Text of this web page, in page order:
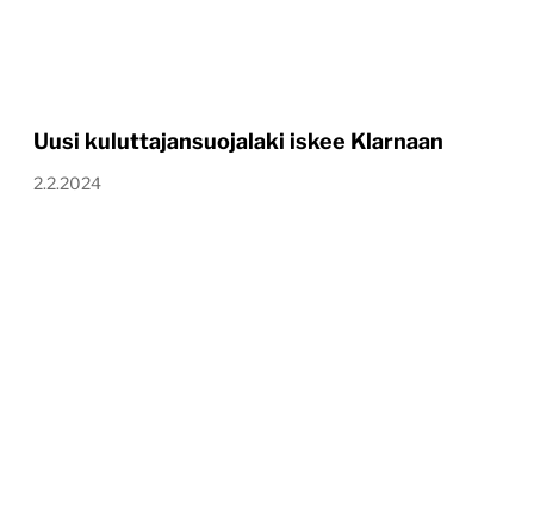
Uusi kuluttajansuojalaki iskee Klarnaan
2.2.2024